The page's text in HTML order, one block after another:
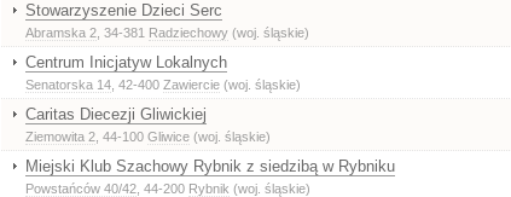
Stowarzyszenie Dzieci Serc
Abramska 2 , 34-381 Radziechowy (woj. śląskie)
Centrum Inicjatyw Lokalnych
Senatorska 14 , 42-400 Zawiercie (woj. śląskie)
Caritas Diecezji Gliwickiej
Ziemowita 2 , 44-100 Gliwice (woj. śląskie)
Miejski Klub Szachowy Rybnik z siedzibą w Rybniku
Powstańców 40/42 , 44-200 Rybnik (woj. śląskie)